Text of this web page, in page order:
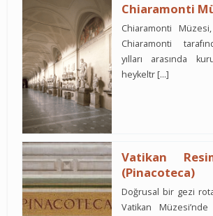
Chiaramonti
Chiaramonti
Chiaramonti
yılları arasında
heykeltr […]
Vatikan
(Pinacoteca)
Doğrusal bir gezi
Vatikan